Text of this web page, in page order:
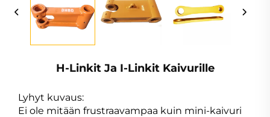
H-Linkit Ja I-Linkit Kaivurille
Lyhyt kuvaus:
Ei ole mitään frustraavampaa kuin mini-kaivuri